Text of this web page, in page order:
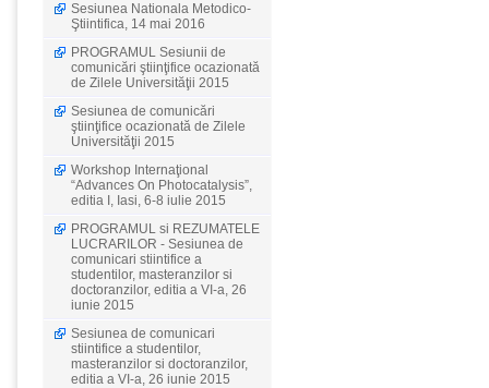
Sesiunea Nationala Metodico-
Ştiintifica, 14 mai 2016
PROGRAMUL Sesiunii de
comunicări ştiinţifice ocazionată
de Zilele Universităţii 2015
Sesiunea de comunicări
ştiinţifice ocazionată de Zilele
Universităţii 2015
Workshop Internaţional
“Advances On Photocatalysis”,
editia I, Iasi, 6-8 iulie 2015
PROGRAMUL si REZUMATELE
LUCRARILOR - Sesiunea de
comunicari stiintifice a
studentilor, masteranzilor si
doctoranzilor, editia a VI-a, 26
iunie 2015
Sesiunea de comunicari
stiintifice a studentilor,
masteranzilor si doctoranzilor,
editia a VI-a, 26 iunie 2015